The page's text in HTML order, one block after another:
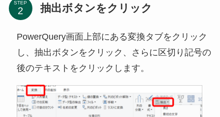
STEP 抽出ボタンをクリック
PowerQuery画面上部にある変換タブをクリック
し、抽出ボタンをクリック、さらに区切り記号の
後のテキストをクリックします。